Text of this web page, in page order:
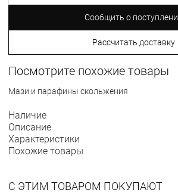
Сообщить о
Рассчитать доставку
Посмотрите похожие товары
Мази и парафины скольжения
Наличие
Описание
Характеристики
Похожие товары
С ЭТИМ ТОВАРОМ ПОКУПАЮТ